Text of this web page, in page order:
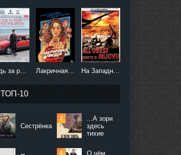
Сядь за руль моей машины (2021) Лакричная пицца (2021) На Западном фронте без перемен (2022)
ТОП-10
Сестрёнка
...А зори
здесь
тихие
О чём